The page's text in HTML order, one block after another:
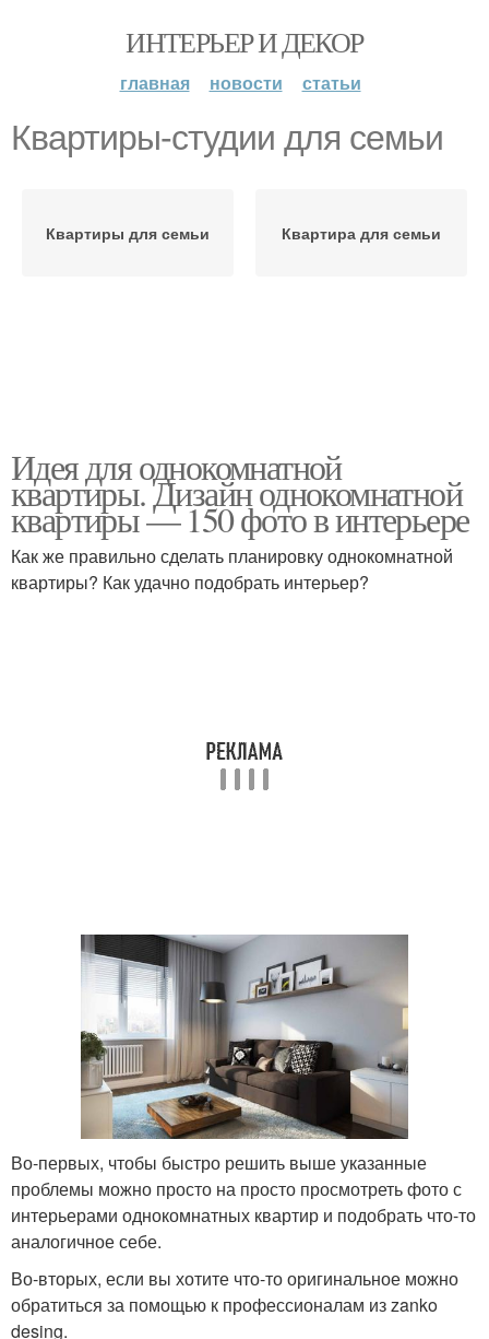
ИНТЕРЬЕР И ДЕКОР
главная новости статьи
Квартиры-студии для семьи
Квартиры для семьи Квартира для семьи
Идея для однокомнатной
квартиры. Дизайн однокомнатной
квартиры — 150 фото в интерьере
Как же правильно сделать планировку однокомнатной
квартиры? Как удачно подобрать интерьер?
Во-первых, чтобы быстро решить выше указанные
проблемы можно просто на просто просмотреть фото с
интерьерами однокомнатных квартир и подобрать что-то
аналогичное себе.
Во-вторых, если вы хотите что-то оригинальное можно
обратиться за помощью к профессионалам из zanko
desing.